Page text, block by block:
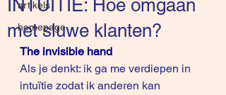
artikels
homepage
INTUITIE: Hoe omgaan
met sluwe klanten?
The invisible hand
Als je denkt: ik ga me verdiepen in
intuïtie zodat ik anderen kan